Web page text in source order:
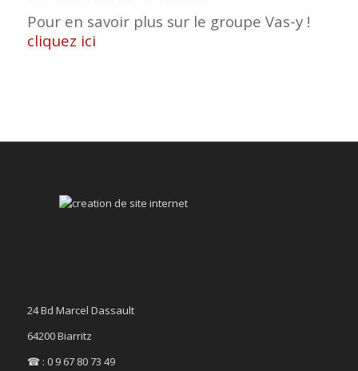
Pour en savoir plus sur le groupe Vas-y !
cliquez ici
24 Bd Marcel Dassault
64200 Biarritz
☎ : 0 9 67 80 73 49